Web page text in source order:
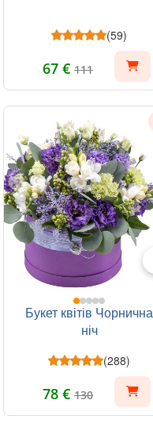
(59)
67 € 111
Букет квітів Чорнична
ніч
(288)
78 € 130